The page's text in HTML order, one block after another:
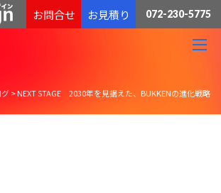
発送代行のロジデザイン
お問合せ お見積り 072-230-5775
>NEXT STAGE 2030年を見据えた、BUKKENの進化戦略